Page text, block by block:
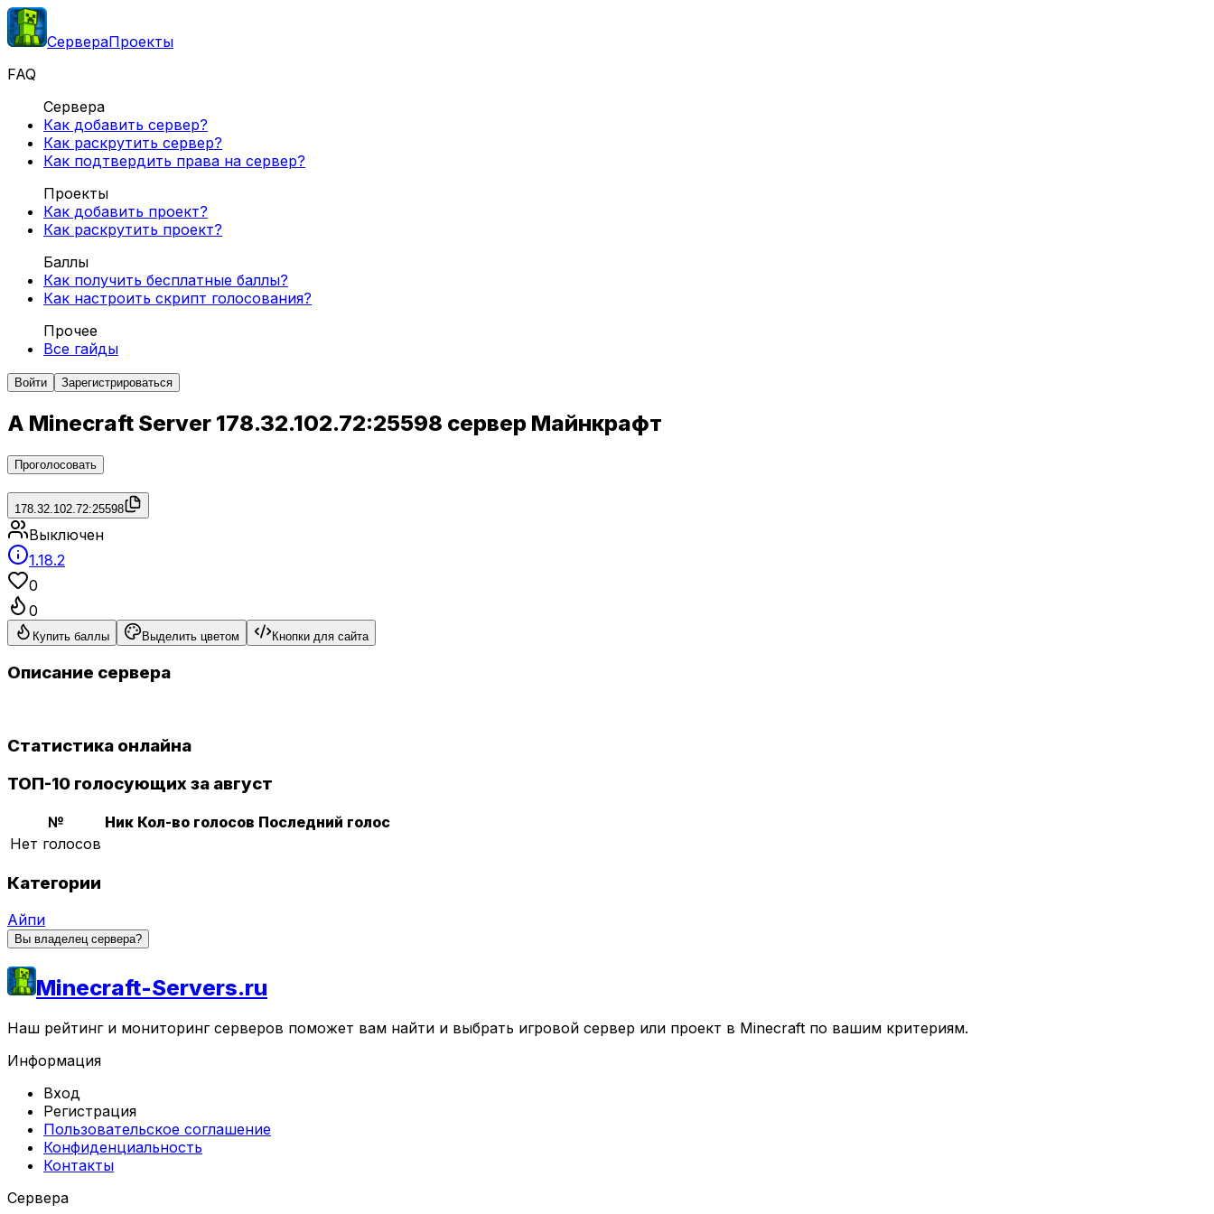
СервераПроекты
FAQ
Сервера
Как добавить сервер?
Как раскрутить сервер?
Как подтвердить права на сервер?
Проекты
Как добавить проект?
Как раскрутить проект?
Баллы
Как получить бесплатные баллы?
Как настроить скрипт голосования?
Прочее
Все гайды
Войти Зарегистрироваться
A Minecraft Server 178.32.102.72:25598 сервер Майнкрафт
Проголосовать
178.32.102.72:25598
Выключен
1.18.2
0
0
Купить баллы Выделить цветом Кнопки для сайта
Описание сервера
Статистика онлайна
ТОП-10 голосующих за август
№ Ник Кол-во голосов Последний голос
Нет голосов
Категории
Айпи
Вы владелец сервера?
Minecraft-Servers.ru
Наш рейтинг и мониторинг серверов поможет вам найти и выбрать игровой сервер или проект в Minecraft по вашим критериям.
Информация
Вход
Регистрация
Пользовательское соглашение
Конфиденциальность
Контакты
Сервера